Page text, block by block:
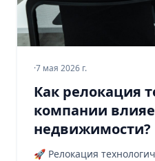
·7 мая 2026 г.
Как релокация
компании
недвижимости?
🚀 Релокация